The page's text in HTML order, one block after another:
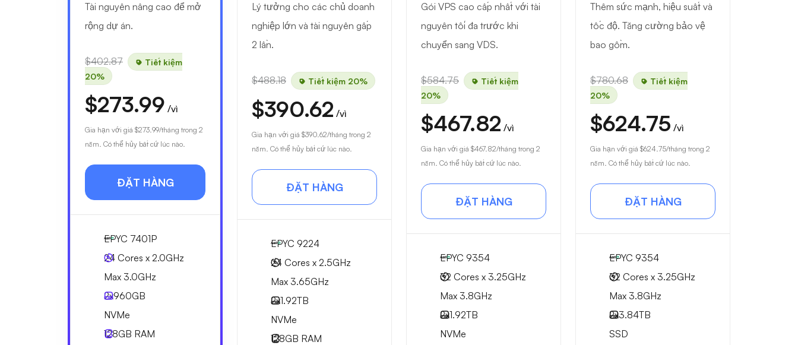
Tài nguyên nâng cao để mở
rộng dự án.
$402.87
Tiết kiệm
20%
$273.99 /vì
Gia hạn với giá $273.99/tháng trong 2
năm. Có thể hủy bất cứ lúc nào.
ĐẶT HÀNG
EPYC 7401P
24 Cores x 2.0GHz
Max 3.0GHz
2x960GB
NVMe
128GB RAM
Lý tưởng cho các chủ doanh
nghiệp lớn và tài nguyên gấp
2 lần.
$488.18 Tiết kiệm 20%
$390.62 /vì
Gia hạn với giá $390.62/tháng trong 2
năm. Có thể hủy bất cứ lúc nào.
ĐẶT HÀNG
EPYC 9224
24 Cores x 2.5GHz
Max 3.65GHz
2x1.92TB
NVMe
128GB RAM
Gói VPS cao cấp nhất với tài
nguyên tối đa trước khi
chuyển sang VDS.
$584.75
Tiết kiệm
20%
$467.82 /vì
Gia hạn với giá $467.82/tháng trong 2
năm. Có thể hủy bất cứ lúc nào.
ĐẶT HÀNG
EPYC 9354
32 Cores x 3.25GHz
Max 3.8GHz
2x1.92TB
NVMe
Thêm sức mạnh, hiệu suất và
tốc độ. Tăng cường bảo vệ
bao gồm.
$780.68
Tiết kiệm
20%
$624.75 /vì
Gia hạn với giá $624.75/tháng trong 2
năm. Có thể hủy bất cứ lúc nào.
ĐẶT HÀNG
EPYC 9354
32 Cores x 3.25GHz
Max 3.8GHz
2x3.84TB
SSD